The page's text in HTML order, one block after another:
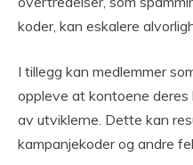
koder, kan eskalere
I tillegg kan medlemmer
oppleve at kontoene
av utviklerne. Dette kan
kampanjekoder og andre